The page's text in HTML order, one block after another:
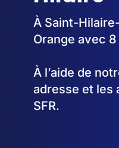
À Saint-
Orange avec
À l’aide de
adresse et les
SFR.